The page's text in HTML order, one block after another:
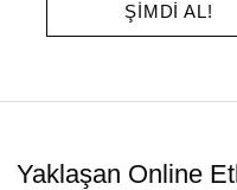
ŞIMDI AL!
Yaklaşan Online